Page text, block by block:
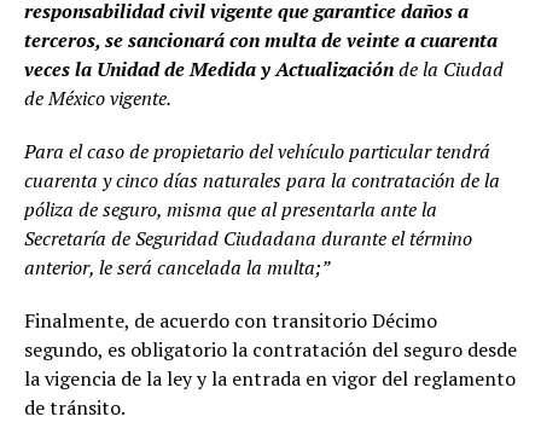
responsabilidad civil vigente que garantice daños a
terceros, se sancionará con multa de veinte a cuarenta
veces la Unidad de Medida y Actualizaciónde la Ciudad
de México vigente.
Para el caso de propietario del vehículo particular tendrá
cuarenta y cinco días naturales para la contratación de la
póliza de seguro, misma que al presentarla ante la
Secretaría de Seguridad Ciudadana durante el término
anterior, le será cancelada la multa;”
Finalmente, de acuerdo con transitorio Décimo
segundo, es obligatorio la contratación del seguro desde
la vigencia de la ley y la entrada en vigor del reglamento
de tránsito.